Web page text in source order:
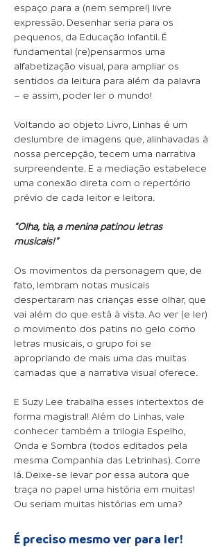
espaço para a (nem sempre!) livre
expressão. Desenhar seria para os
pequenos, da Educação Infantil. É
fundamental (re)pensarmos uma
alfabetização visual, para ampliar os
sentidos da leitura para além da palavra
– e assim, poder ler o mundo!
Voltando ao objeto Livro, Linhas é um
deslumbre de imagens que, alinhavadas à
nossa percepção, tecem uma narrativa
surpreendente. E a mediação estabelece
uma conexão direta com o repertório
prévio de cada leitor e leitora.
“Olha, tia, a menina patinou letras
musicais!”
Os movimentos da personagem que, de
fato, lembram notas musicais
despertaram nas crianças esse olhar, que
vai além do que está à vista. Ao ver (e ler)
o movimento dos patins no gelo como
letras musicais, o grupo foi se
apropriando de mais uma das muitas
camadas que a narrativa visual oferece.
E Suzy Lee trabalha esses intertextos de
forma magistral! Além do Linhas, vale
conhecer também a trilogia Espelho,
Onda e Sombra (todos editados pela
mesma Companhia das Letrinhas). Corre
lá. Deixe-se levar por essa autora que
traça no papel uma história em muitas!
Ou seriam muitas histórias em uma?
É preciso mesmo ver para ler!